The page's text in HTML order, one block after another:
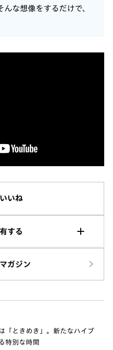
な想像をするだけで、
いいね
する
ガジン
「ときめき」。新たなハイブ
特別な時間